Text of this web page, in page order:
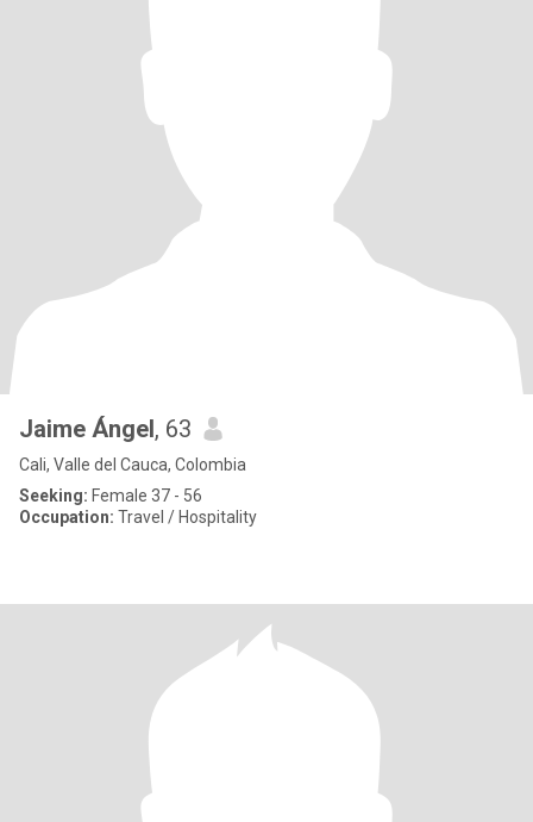
Jaime Ángel, 63
Cali, Valle del Cauca, Colombia
Seeking: Female 37 - 56
Occupation: Travel / Hospitality